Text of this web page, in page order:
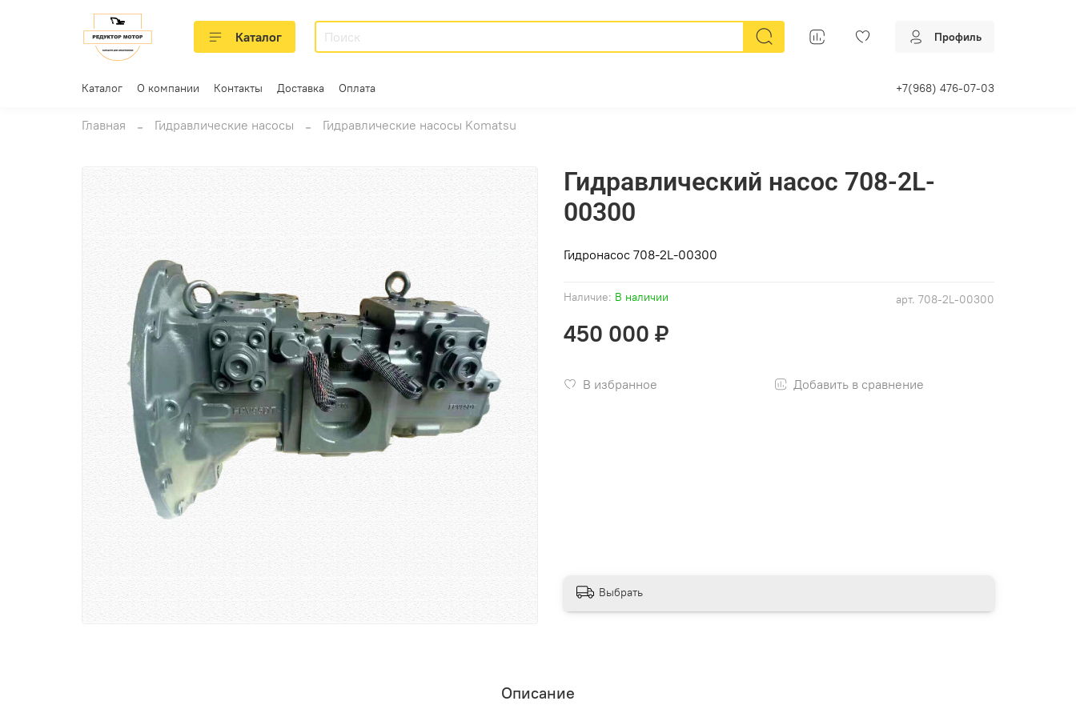
Каталог Профиль
Каталог О компании Контакты Доставка Оплата +7(968) 476-07-03
Главная Гидравлические насосы Гидравлические насосы Komatsu
арт. 708-2L-00300
Наличие: В наличии
Гидравлический насос 708-2L-
00300
450 000 ₽
В избранное Добавить в сравнение
Гидронасос 708-2L-00300
Выбрать
Описание